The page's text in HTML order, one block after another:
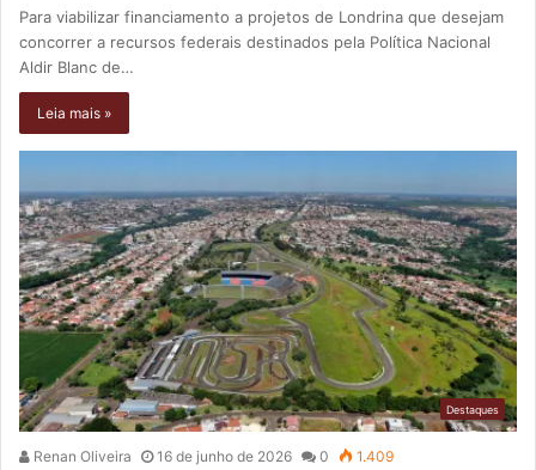
Para viabilizar financiamento a projetos de Londrina que desejam
concorrer a recursos federais destinados pela Política Nacional
Aldir Blanc de…
Leia mais »
Destaques
Renan Oliveira 16 de junho de 2026 0 1.409